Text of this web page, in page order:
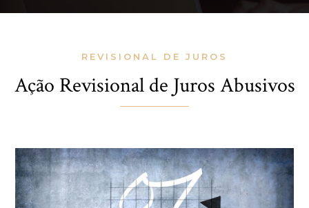
REVISIONAL DE JUROS
Ação Revisional de Juros Abusivos